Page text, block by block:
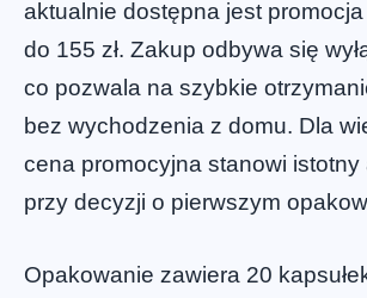
aktualnie dostępna jest
do 155 zł. Zakup odbywa się
co pozwala na szybkie
bez wychodzenia z domu. Dla
cena promocyjna stanowi istotny
przy decyzji o pierwszym
Opakowanie zawiera 20